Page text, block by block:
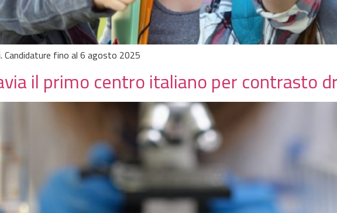
Candidature fino al 6 agosto 2025
il primo centro italiano per contrasto